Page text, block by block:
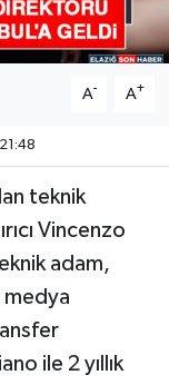
A- A+
teknik
Vincenzo
adam,
medya
ile 2 yıllık